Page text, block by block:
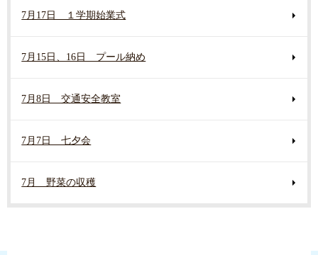
7月17日 １学期始業式
7月15日、16日 プール納め
7月8日 交通安全教室
7月7日 七夕会
7月 野菜の収穫